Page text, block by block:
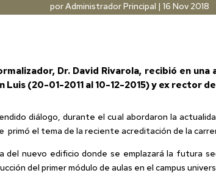
porAdministrador Principal |16 Nov 2018
Dr. David Rivarola, recibió en
(20-01-2011 al 10-12-2015) y ex rector
diálogo, durante el cual abordaron la
el tema de la reciente acreditación de la
nuevo edificio donde se emplazará la futura
del primer módulo de aulas en el campus